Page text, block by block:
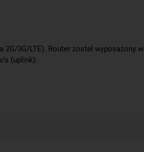
2G/3G/LTE). Router został wyposażony w
s (uplink).